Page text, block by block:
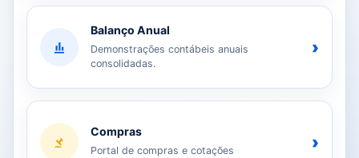
Balanço Anual
Demonstrações contábeis anuais
consolidadas.
›
Compras
Portal de compras e cotações ›